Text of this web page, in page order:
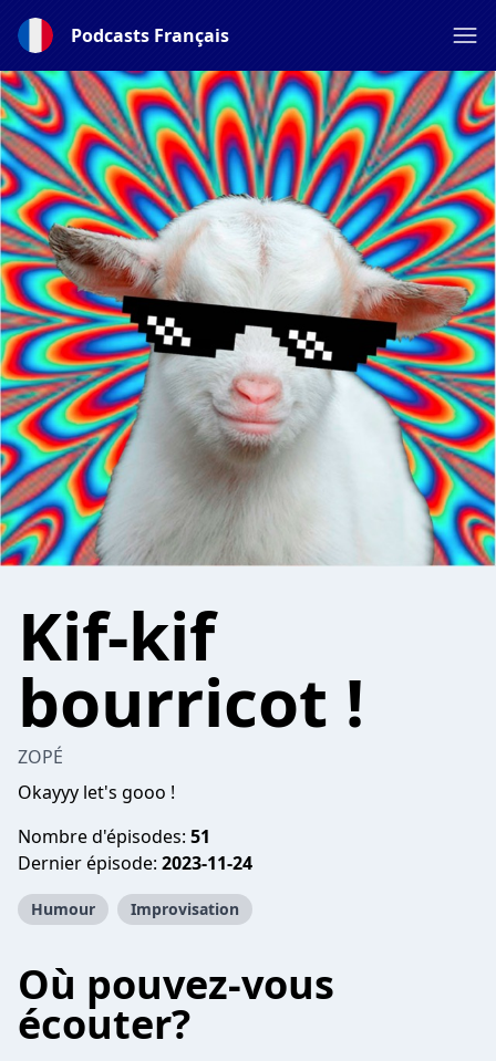
Podcasts Français
Kif-kif
bourricot !
ZOPÉ
Okayyy let's gooo !
Nombre d'épisodes: 51
Dernier épisode: 2023-11-24
Humour Improvisation
Où pouvez-vous
écouter?